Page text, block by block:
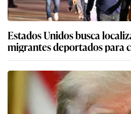
Estados Unidos busca
migrantes deportados para